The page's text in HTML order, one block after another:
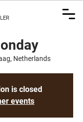
Netherlands
is closed
events